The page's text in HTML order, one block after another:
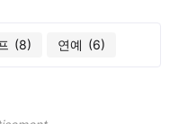
(8) 연예 (6)